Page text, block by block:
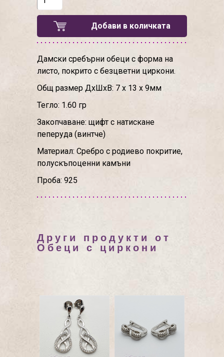
Добави в количката
Дамски сребърни обеци с форма на
листо, покрито с безцветни циркони.
Общ размер ДхШхВ: 7 х 13 х 9мм
Тегло: 1.60 гр
Закопчаване: щифт с натискане
пеперуда (винтче)
Материал: Сребро с родиево покритие,
полускъпоценни камъни
Проба: 925
Други продукти от
Обеци с циркони